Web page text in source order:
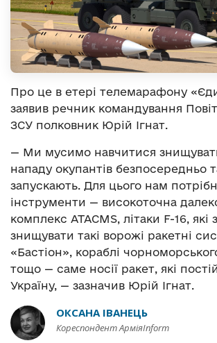
Про це в етері телемарафону
заявив речник командування
ЗСУ полковник Юрій Ігнат.
— Ми мусимо навчитися
нападу окупантів безпосередньо
запускають. Для цього нам
інструменти — високоточна
комплекс ATACMS, літаки F-16, які
знищувати такі ворожі ракетні
«Бастіон», кораблі
тощо — саме носії ракет, які
Україну, — зазначив Юрій Ігнат.
ОКСАНА ІВАНЕЦЬ
Кореспондент АрміяInform